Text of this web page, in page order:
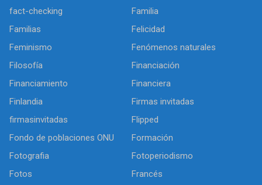
fact-checking
Familia
Familias
Felicidad
Feminismo
Fenómenos naturales
Filosofía
Financiación
Financiamiento
Financiera
Finlandia
Firmas invitadas
firmasinvitadas
Flipped
Fondo de poblaciones ONU
Formación
Fotografia
Fotoperiodismo
Fotos
Francés